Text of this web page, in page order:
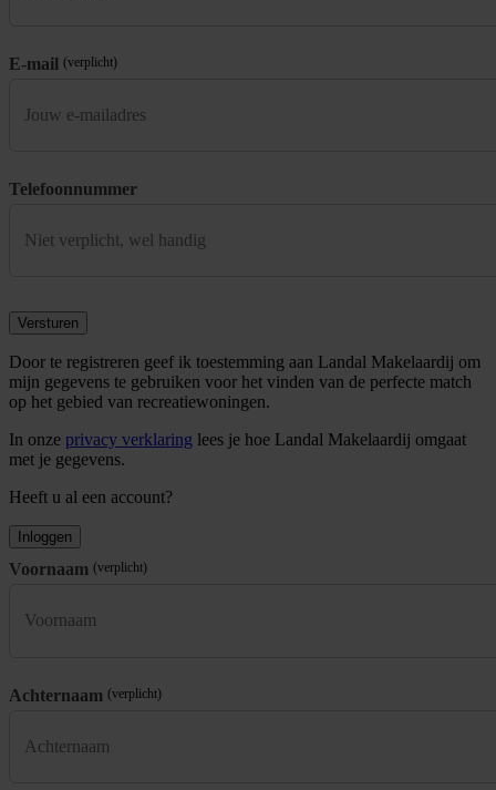
E-mail (verplicht)
Telefoonnummer
Versturen
Door te registreren geef ik toestemming aan Landal Makelaardij om
mijn gegevens te gebruiken voor het vinden van de perfecte match
op het gebied van recreatiewoningen.
In onze privacy verklaring lees je hoe Landal Makelaardij omgaat
met je gegevens.
Heeft u al een account?
Inloggen
Voornaam (verplicht)
Achternaam (verplicht)